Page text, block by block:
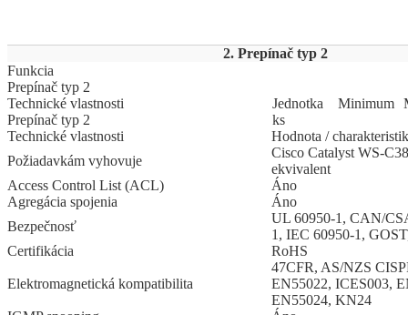
2. Prepínač typ 2
Funkcia
Prepínač typ 2
Technické vlastnosti
Jed­not­ka Mi­ni­mum
Prepínač typ 2
ks
Technické vlastnosti
Hodnota /
Požiadavkám vyhovuje
Cisco Catalyst WS-
ekvivalent
Access Control List (ACL)
Áno
Agregácia spojenia
Áno
Bezpečnosť
UL 60950-1, CAN/
1, IEC 60950-1,
Certifikácia
RoHS
Elektromagnetická kompatibilita
47CFR, AS/NZS
EN55022, ICES003,
EN55024, KN24